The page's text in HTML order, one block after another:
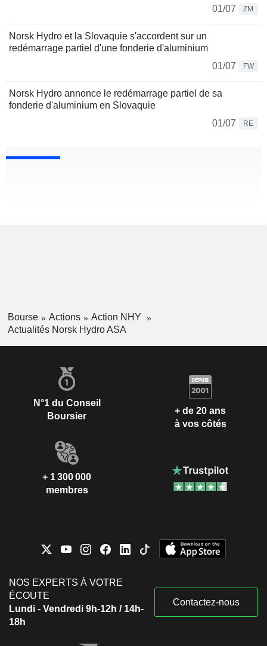
01/07
ZM
Norsk Hydro et la Slovaquie s'accordent sur un
redémarrage partiel d'une fonderie d'aluminium
01/07
FW
Norsk Hydro annonce le redémarrage partiel de sa
fonderie d'aluminium en Slovaquie
01/07
RE
Bourse Actions
Action NHY
Actualités Norsk Hydro ASA
N°1 du Conseil
Boursier
+ de 20 ans
à vos côtés
+ 1 300 000
membres
NOS EXPERTS À VOTRE
ÉCOUTE
Lundi - Vendredi 9h-12h / 14h-
18h
Contactez-nous